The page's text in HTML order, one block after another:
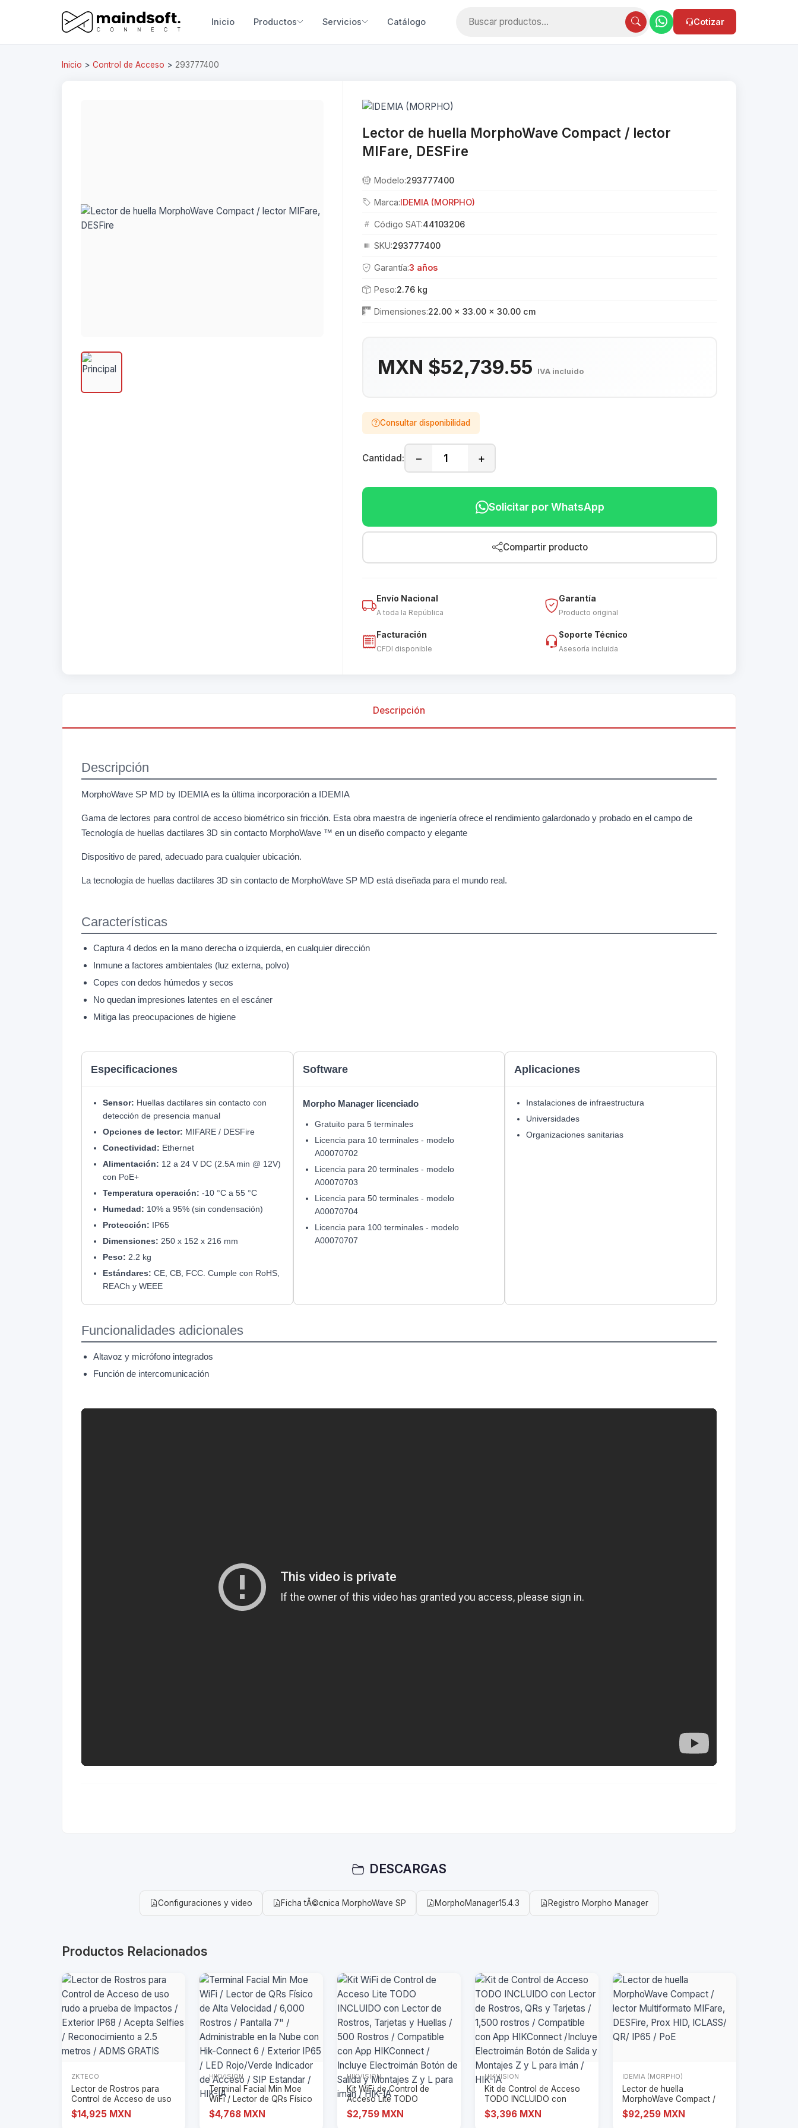
Inicio Productos Servicios Catálogo Cotizar
Inicio > Control de Acceso > 293777400
Lector de huella MorphoWave Compact / lector
MIFare, DESFire
Modelo:293777400
Marca:IDEMIA (MORPHO)
Código SAT:44103206
SKU:293777400
Garantía:3 años
Peso:2.76 kg
Dimensiones:22.00 × 33.00 × 30.00 cm
MXN $52,739.55 IVA incluido
Consultar disponibilidad
Cantidad: − +
Solicitar por WhatsApp
Compartir producto
Envío Nacional
A toda la República
Garantía
Producto original
Facturación
CFDI disponible
Soporte Técnico
Asesoría incluida
Descripción
Descripción
MorphoWave SP MD by IDEMIA es la última incorporación a IDEMIA
Gama de lectores para control de acceso biométrico sin fricción. Esta obra maestra de ingeniería ofrece el rendimiento galardonado y probado en el campo de
Tecnología de huellas dactilares 3D sin contacto MorphoWave ™ en un diseño compacto y elegante
Dispositivo de pared, adecuado para cualquier ubicación.
La tecnología de huellas dactilares 3D sin contacto de MorphoWave SP MD está diseñada para el mundo real.
Características
Captura 4 dedos en la mano derecha o izquierda, en cualquier dirección
Inmune a factores ambientales (luz externa, polvo)
Copes con dedos húmedos y secos
No quedan impresiones latentes en el escáner
Mitiga las preocupaciones de higiene
Especificaciones
Sensor: Huellas dactilares sin contacto con
detección de presencia manual
Opciones de lector: MIFARE / DESFire
Conectividad: Ethernet
Alimentación: 12 a 24 V DC (2.5A min @ 12V)
con PoE+
Temperatura operación: -10 °C a 55 °C
Humedad: 10% a 95% (sin condensación)
Protección: IP65
Dimensiones: 250 x 152 x 216 mm
Peso: 2.2 kg
Estándares: CE, CB, FCC. Cumple con RoHS,
REACh y WEEE
Software
Morpho Manager licenciado
Gratuito para 5 terminales
Licencia para 10 terminales - modelo
A00070702
Licencia para 20 terminales - modelo
A00070703
Licencia para 50 terminales - modelo
A00070704
Licencia para 100 terminales - modelo
A00070707
Aplicaciones
Instalaciones de infraestructura
Universidades
Organizaciones sanitarias
Funcionalidades adicionales
Altavoz y micrófono integrados
Función de intercomunicación
DESCARGAS
Configuraciones y video Ficha tÃ©cnica MorphoWave SP MorphoManager15.4.3 Registro Morpho Manager
Productos Relacionados
ZKTECO
Lector de Rostros para
Control de Acceso de uso
rudo a prueb
$14,925 MXN
HIKVISION
Terminal Facial Min Moe
WiFi / Lector de QRs Físico
de Alta
$4,768 MXN
HIKVISION
Kit WiFi de Control de
Acceso Lite TODO
INCLUIDO con Lector
$2,759 MXN
HIKVISION
Kit de Control de Acceso
TODO INCLUIDO con
Lector de Rostros
$3,396 MXN
IDEMIA (MORPHO)
Lector de huella
MorphoWave Compact /
lector Multiformato M
$92,259 MXN